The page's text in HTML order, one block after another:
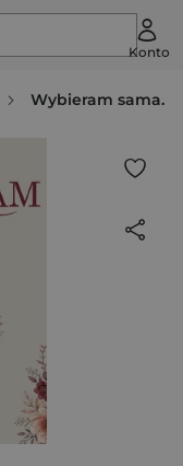
Konto
Wybieram sama.